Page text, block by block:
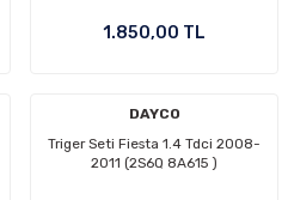
Ön/Arka Takımlar1.850,00 TL
DAYCO
Triger Seti Fiesta 1.4 Tdci 2008-
2011 (2S6Q 8A615 )